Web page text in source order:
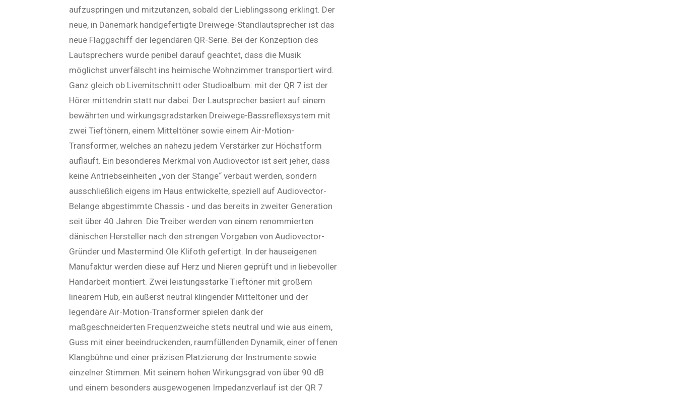
aufzuspringen und mitzutanzen, sobald der Lieblingssong erklingt. Der
neue, in Dänemark handgefertigte Dreiwege-Standlautsprecher ist das
neue Flaggschiff der legendären QR-Serie. Bei der Konzeption des
Lautsprechers wurde penibel darauf geachtet, dass die Musik
möglichst unverfälscht ins heimische Wohnzimmer transportiert wird.
Ganz gleich ob Livemitschnitt oder Studioalbum: mit der QR 7 ist der
Hörer mittendrin statt nur dabei. Der Lautsprecher basiert auf einem
bewährten und wirkungsgradstarken Dreiwege-Bassreflexsystem mit
zwei Tieftönern, einem Mitteltöner sowie einem Air-Motion-
Transformer, welches an nahezu jedem Verstärker zur Höchstform
aufläuft. Ein besonderes Merkmal von Audiovector ist seit jeher, dass
keine Antriebseinheiten „von der Stange“ verbaut werden, sondern
ausschließlich eigens im Haus entwickelte, speziell auf Audiovector-
Belange abgestimmte Chassis - und das bereits in zweiter Generation
seit über 40 Jahren. Die Treiber werden von einem renommierten
dänischen Hersteller nach den strengen Vorgaben von Audiovector-
Gründer und Mastermind Ole Klifoth gefertigt. In der hauseigenen
Manufaktur werden diese auf Herz und Nieren geprüft und in liebevoller
Handarbeit montiert. Zwei leistungsstarke Tieftöner mit großem
linearem Hub, ein äußerst neutral klingender Mitteltöner und der
legendäre Air-Motion-Transformer spielen dank der
maßgeschneiderten Frequenzweiche stets neutral und wie aus einem,
Guss mit einer beeindruckenden, raumfüllenden Dynamik, einer offenen
Klangbühne und einer präzisen Platzierung der Instrumente sowie
einzelner Stimmen. Mit seinem hohen Wirkungsgrad von über 90 dB
und einem besonders ausgewogenen Impedanzverlauf ist der QR 7